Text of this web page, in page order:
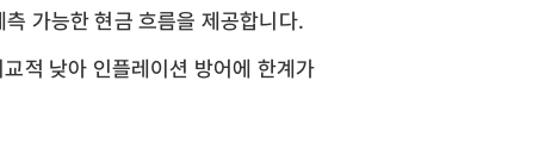
가능한 현금 흐름을 제공합니다.
적 낮아 인플레이션 방어에 한계가